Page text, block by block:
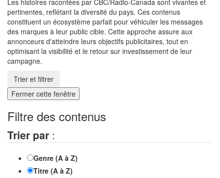
Les histoires racontées par CBC/Radio-Canada sont vivantes et
pertinentes, reflétant la diversité du pays. Ces contenus
constituent un écosystème parfait pour véhiculer les messages
des marques à leur public cible. Cette approche assure aux
annonceurs d'atteindre leurs objectifs publicitaires, tout en
optimisant la visibilité et le retour sur investissement de leur
campagne.
Trier et filtrer
Fermer cette fenêtre
Filtre des contenus
Trier par :
Genre (A à Z)
Titre (A à Z)